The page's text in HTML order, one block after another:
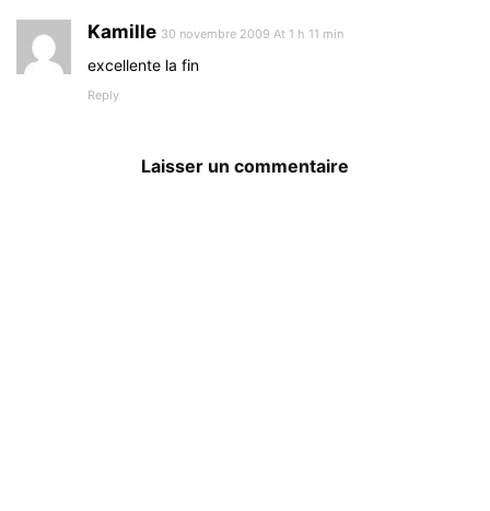
Kamille 30 novembre 2009 At 1 h 11 min
excellente la fin
Reply
Laisser un commentaire